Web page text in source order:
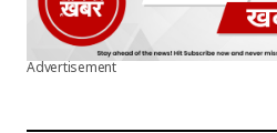
Advertisement